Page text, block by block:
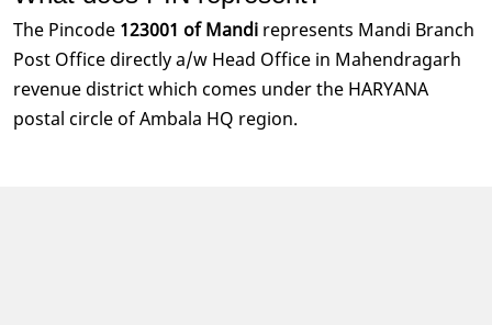
The Pincode 123001 of Mandi represents Mandi Branch
Post Office directly a/w Head Office in Mahendragarh
revenue district which comes under the HARYANA
postal circle of Ambala HQ region.